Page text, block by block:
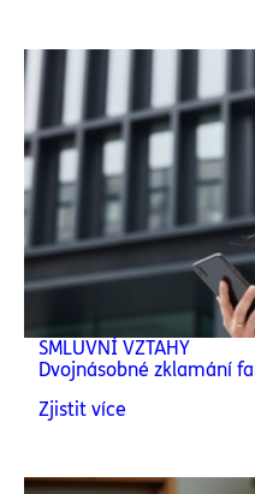
SMLUVNÍ VZTAHY
Dvojnásobné zklamání
Zjistit více